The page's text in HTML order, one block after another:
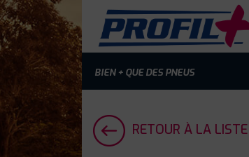
BIEN + QUE DES PNEUS
RETOUR À LA LISTE